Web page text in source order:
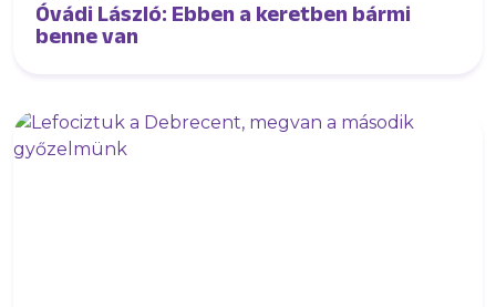
Óvádi László: Ebben a keretben bármi
benne van